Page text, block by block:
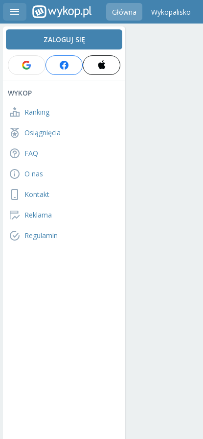
Główna Wykopalisko
ZALOGUJ SIĘ
WYKOP
Ranking
Osiągnięcia
FAQ
O nas
Kontakt
Reklama
Regulamin